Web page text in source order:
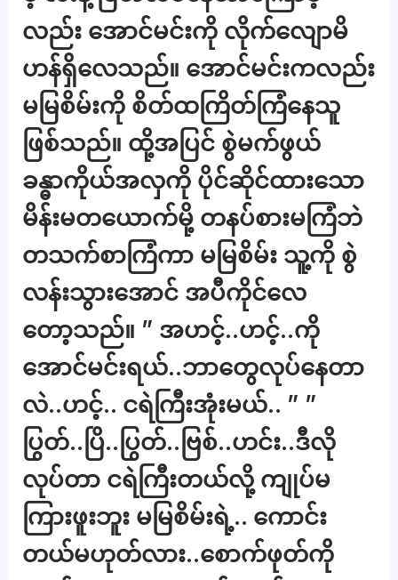
လည်း အောင်မင်းကို လိုက်လျောမိ
ဟန်ရှိလေသည်။ အောင်မင်းကလည်း
မမြစိမ်းကို စိတ်ထကြိတ်ကြံနေသူ
ဖြစ်သည်။ ထို့အပြင် စွဲမက်ဖွယ်
ခန္ဓာကိုယ်အလှကို ပိုင်ဆိုင်ထားသော
မိန်းမတယောက်မို့ တနပ်စားမကြံဘဲ
တသက်စာကြံကာ မမြစိမ်း သူ့ကို စွဲ
လန်းသွားအောင် အပီကိုင်လေ
တော့သည်။ ” အဟင့်..ဟင့်..ကို
အောင်မင်းရယ်..ဘာတွေလုပ်နေတာ
လဲ..ဟင့်.. ငရဲကြီးအုံးမယ်.. ” ”
ပြွတ်..ပြိ..ပြွတ်..ဗြစ်..ဟင်း..ဒီလို
လုပ်တာ ငရဲကြီးတယ်လို့ ကျုပ်မ
ကြားဖူးဘူး မမြစိမ်းရဲ့.. ကောင်း
တယ်မဟုတ်လား..စောက်ဖုတ်ကို